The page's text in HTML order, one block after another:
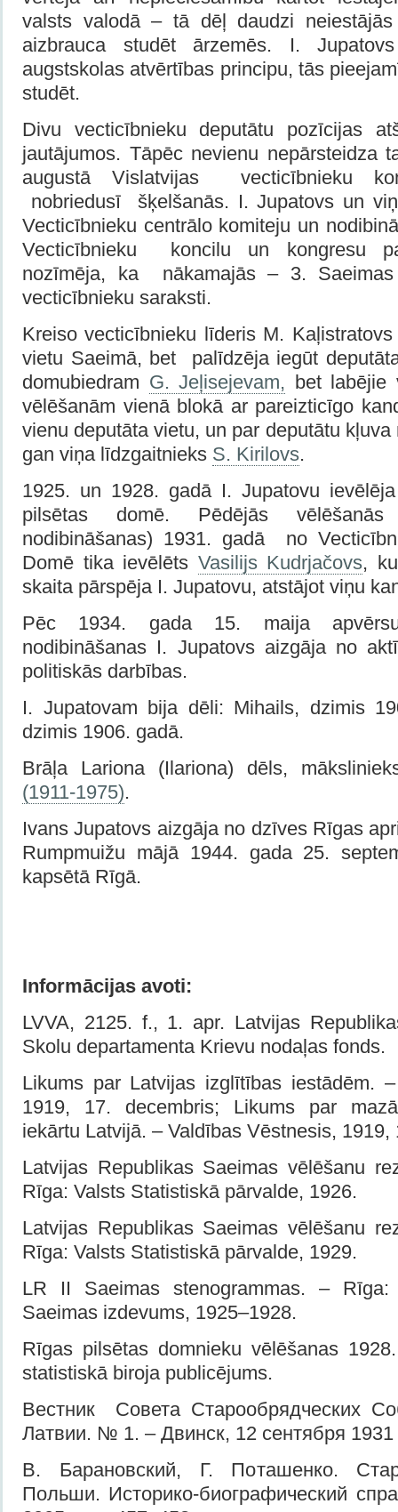
valsts valodā – tā dēļ daudzi
aizbrauca studēt ārzemēs. I.
augstskolas atvērtības principu, tās
studēt.
Divu vecticībnieku deputātu pozīcijas
jautājumos. Tāpēc nevienu nepārsteidza
augustā Vislatvijas vecticībnieku
nobriedusī šķelšanās. I. Jupatovs un
Vecticībnieku centrālo komiteju un
Vecticībnieku koncilu un kongresu
nozīmēja, ka nākamajās – 3.
vecticībnieku saraksti.
Kreiso vecticībnieku līderis M.
vietu Saeimā, bet palīdzēja iegūt
domubiedram G. Jeļisejevam, bet labējie
vēlēšanām vienā blokā ar pareizticīgo
vienu deputāta vietu, un par deputātu
gan viņa līdzgaitnieks S. Kirilovs.
1925. un 1928. gadā I. Jupatovu
pilsētas domē. Pēdējās
nodibināšanas) 1931. gadā no
Domē tika ievēlēts Vasilijs Kudrjačovs,
skaita pārspēja I. Jupatovu, atstājot viņu
Pēc 1934. gada 15. maija
nodibināšanas I. Jupatovs aizgāja no
politiskās darbības.
I. Jupatovam bija dēli: Mihails, dzimis
dzimis 1906. gadā.
Brāļa Lariona (Ilariona) dēls,
(1911-1975).
Ivans Jupatovs aizgāja no dzīves Rīgas
Rumpmuižu mājā 1944. gada 25.
kapsētā Rīgā.
Informācijas avoti:
LVVA, 2125. f., 1. apr. Latvijas
Skolu departamenta Krievu nodaļas fonds.
Likums par Latvijas izglītības iestādēm.
1919, 17. decembris; Likums par
iekārtu Latvijā. – Valdības Vēstnesis, 1919,
Latvijas Republikas Saeimas vēlēšanu
Rīga: Valsts Statistiskā pārvalde, 1926.
Latvijas Republikas Saeimas vēlēšanu
Rīga: Valsts Statistiskā pārvalde, 1929.
LR II Saeimas stenogrammas. – Rīga:
Saeimas izdevums, 1925–1928.
Rīgas pilsētas domnieku vēlēšanas
statistiskā biroja publicējums.
Вестник Совета Старообрядческих
Латвии. № 1. – Двинск, 12 сентября 1931
В. Барановский, Г. Поташенко.
Польши. Историко-биографический